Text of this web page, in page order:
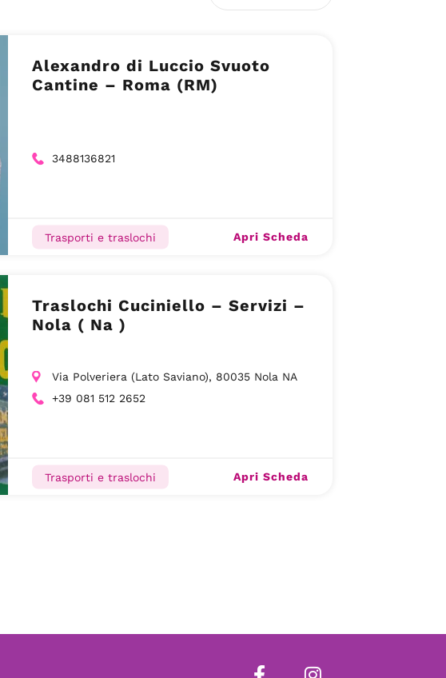
Alexandro di Luccio Svuoto
Cantine – Roma (RM)
3488136821
Trasporti e traslochi Apri Scheda
Traslochi Cuciniello – Servizi –
Nola ( Na )
Via Polveriera (Lato Saviano), 80035 Nola NA
+39 081 512 2652
Trasporti e traslochi Apri Scheda